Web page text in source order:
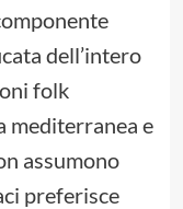
dell’intero
folk
mediterranea e
assumono
preferisce